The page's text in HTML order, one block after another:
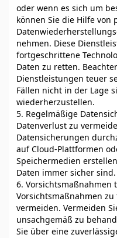
oder wenn es sich um
können Sie die Hilfe von
nehmen. Diese
fortgeschrittene
Daten zu retten.
Dienstleistungen teuer
Fällen nicht in der Lage
wiederherzustellen.
5. Regelmäßige
Datenverlust zu
Datensicherungen
auf Cloud-Plattformen
Speichermedien
Daten immer sicher sind.
6. Vorsichtsmaßnahmen
Vorsichtsmaßnahmen
vermeiden. Vermeiden
unsachgemäß zu
Sie über eine